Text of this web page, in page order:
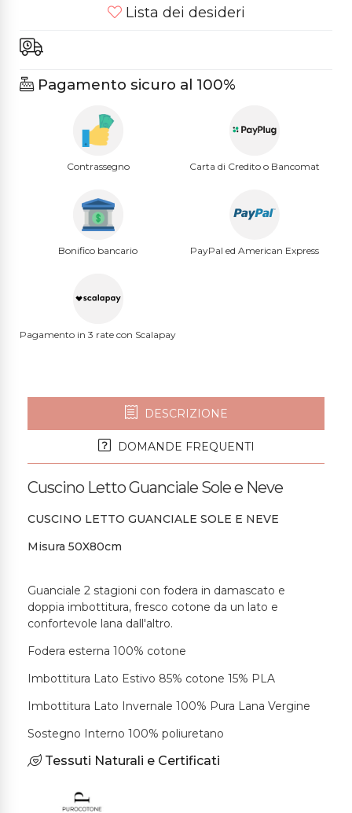
Lista dei desideri
Pagamento sicuro al 100%
Contrassegno Carta di Credito o Bancomat
Bonifico bancario PayPal ed American Express
Pagamento in 3 rate con Scalapay
DESCRIZIONE
DOMANDE FREQUENTI
Cuscino Letto Guanciale Sole e Neve
CUSCINO LETTO GUANCIALE SOLE E NEVE
Misura 50X80cm
Guanciale 2 stagioni con fodera in damascato e
doppia imbottitura, fresco cotone da un lato e
confortevole lana dall'altro.
Fodera esterna 100% cotone
Imbottitura Lato Estivo 85% cotone 15% PLA
Imbottitura Lato Invernale 100% Pura Lana Vergine
Sostegno Interno 100% poliuretano
Tessuti Naturali e Certificati